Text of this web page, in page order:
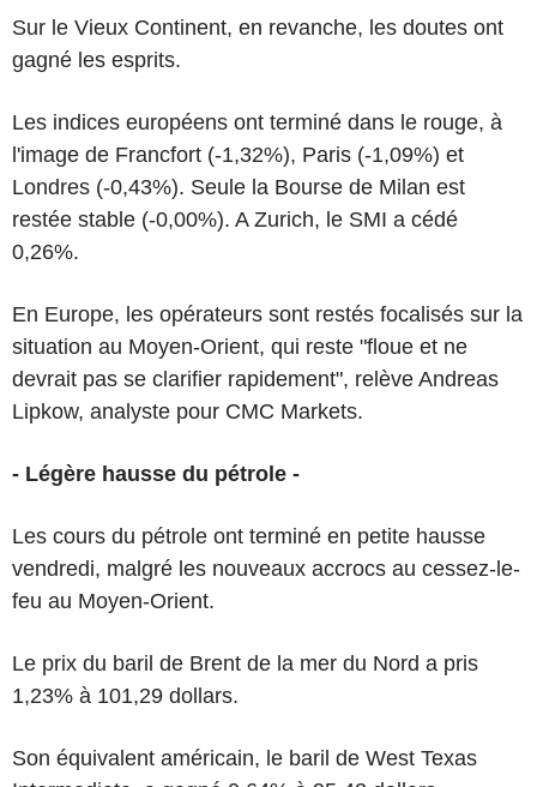
Sur le Vieux Continent, en revanche, les doutes ont
gagné les esprits.
Les indices européens ont terminé dans le rouge, à
l'image de Francfort (-1,32%), Paris (-1,09%) et
Londres (-0,43%). Seule la Bourse de Milan est
restée stable (-0,00%). A Zurich, le SMI a cédé
0,26%.
En Europe, les opérateurs sont restés focalisés sur la
situation au Moyen-Orient, qui reste "floue et ne
devrait pas se clarifier rapidement", relève Andreas
Lipkow, analyste pour CMC Markets.
- Légère hausse du pétrole -
Les cours du pétrole ont terminé en petite hausse
vendredi, malgré les nouveaux accrocs au cessez-le-
feu au Moyen-Orient.
Le prix du baril de Brent de la mer du Nord a pris
1,23% à 101,29 dollars.
Son équivalent américain, le baril de West Texas